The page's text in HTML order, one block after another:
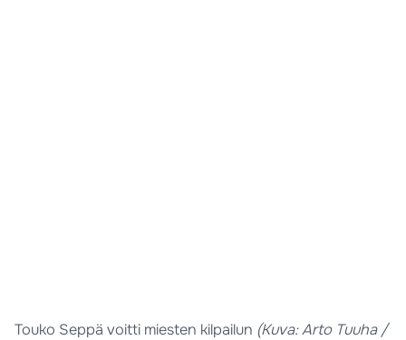
Touko Seppä voitti miesten kilpailun (Kuva: Arto Tuuha /